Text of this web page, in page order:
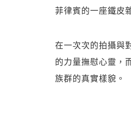
菲律賓的一座鐵皮
在一次次的拍攝與
的力量撫慰心靈，
族群的真實樣貌。